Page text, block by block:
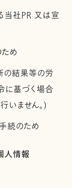
当社PR 又は宣
め
の結果等の労
に基づく場合
いません。)
続のため
人情報